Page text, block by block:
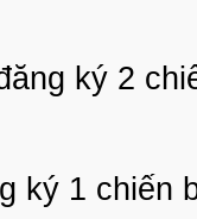
ký 2
ký 1 chiến